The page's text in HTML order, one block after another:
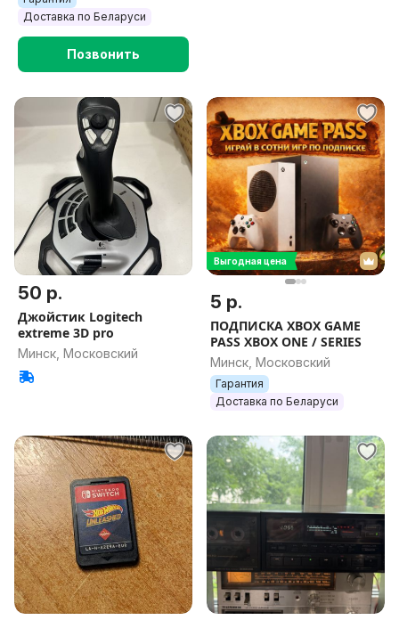
Доставка по Беларуси
Позвонить
50 р.
Джойстик Logitech
extreme 3D pro
Минск, Московский
Выгодная цена
5 р.
ПОДПИСКА XBOX GAME
PASS XBOX ONE / SERIES
Минск, Московский
Гарантия
Доставка по Беларуси